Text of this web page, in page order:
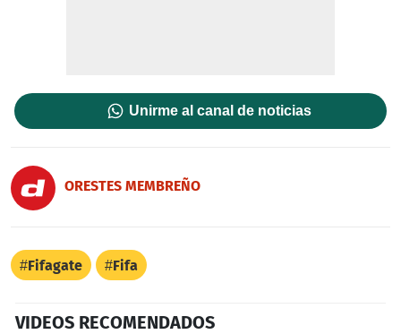
Unirme al canal de noticias
ORESTES MEMBREÑO
Fifagate Fifa
VIDEOS RECOMENDADOS